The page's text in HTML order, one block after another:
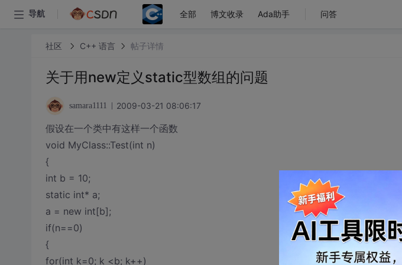
导航 全部 博文收录 Ada助手 问答
社区 C++ 语言 帖子详情
关于用new定义static型数组的问题
samara1111 2009-03-21 08:06:17
假设在一个类中有这样一个函数
void MyClass::Test(int n)
{
int b = 10;
static int* a;
a = new int[b];
if(n==0)
{
for(int k=0; k <b; k++)